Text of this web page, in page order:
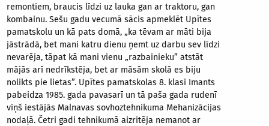
remontiem, braucis līdzi uz lauka gan ar traktoru, gan
kombainu. Sešu gadu vecumā sācis apmeklēt Upītes
pamatskolu un kā pats domā, „ka tēvam ar māti bija
jāstrādā, bet mani katru dienu ņemt uz darbu sev līdzi
nevarēja, tāpat kā mani vienu „razbainieku” atstāt
mājās arī nedrīkstēja, bet ar māsām skolā es biju
nolikts pie lietas”. Upītes pamatskolas 8. klasi Imants
pabeidza 1985. gada pavasarī un tā paša gada rudenī
viņš iestājās Malnavas sovhoztehnikuma Mehanizācijas
nodaļā. Četri gadi tehnikumā aizritēja nemanot ar